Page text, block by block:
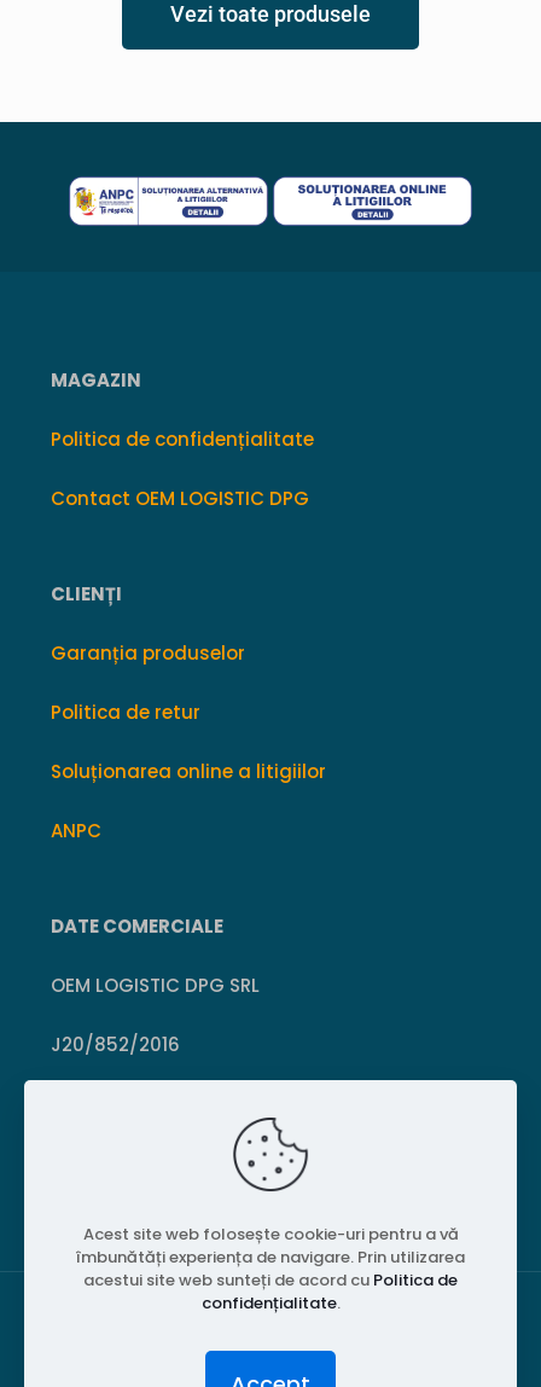
Vezi toate produsele
MAGAZIN
Politica de confidențialitate
Contact OEM LOGISTIC DPG
CLIENȚI
Garanția produselor
Politica de retur
Soluționarea online a litigiilor
ANPC
DATE COMERCIALE
OEM LOGISTIC DPG SRL
J20/852/2016
Crișcior, Hunedoara
Acest site web folosește cookie-uri pentru a vă
îmbunătăți experiența de navigare. Prin utilizarea
acestui site web sunteți de acord cu Politica de
confidențialitate.